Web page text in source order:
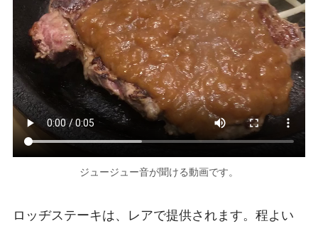
ジュージュー音が聞ける動画です。
ロッヂステーキは、レアで提供されます。程よい